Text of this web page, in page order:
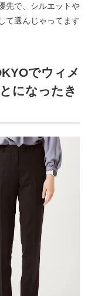
先で、シルエットや
て選んじゃってます
でウィメ
になったき